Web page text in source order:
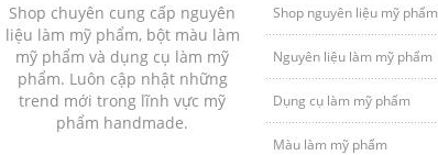
Shop chuyên cung cấp nguyên
liệu làm mỹ phẩm, bột màu làm
mỹ phẩm và dụng cụ làm mỹ
phẩm. Luôn cập nhật những
trend mới trong lĩnh vực mỹ
phẩm handmade.
Shop nguyên liệu mỹ phẩm
Nguyên liệu làm mỹ phẩm
Dụng cụ làm mỹ phẩm
Màu làm mỹ phẩm